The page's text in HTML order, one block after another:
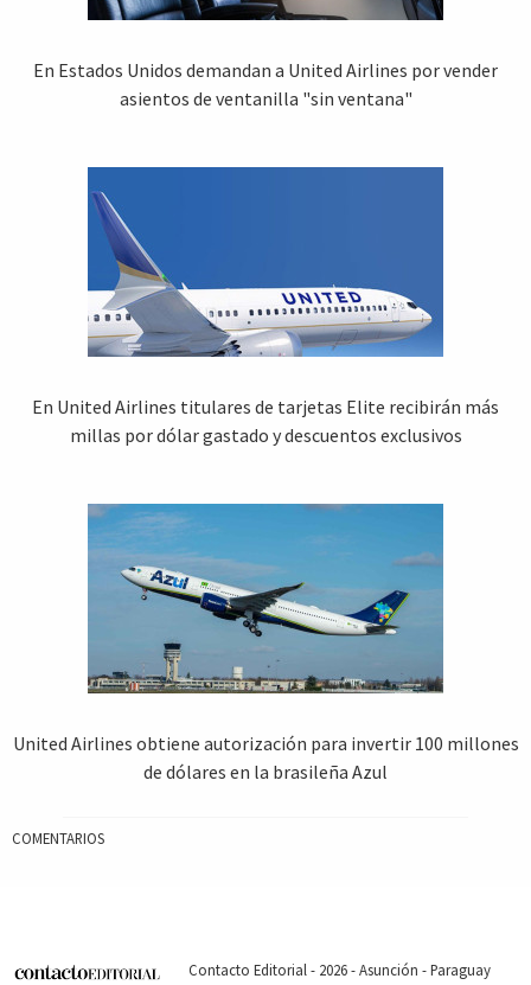
En Estados Unidos demandan a United Airlines por vender
asientos de ventanilla "sin ventana"
En United Airlines titulares de tarjetas Elite recibirán más
millas por dólar gastado y descuentos exclusivos
United Airlines obtiene autorización para invertir 100 millones
de dólares en la brasileña Azul
COMENTARIOS
Contacto Editorial - 2026 - Asunción - Paraguay